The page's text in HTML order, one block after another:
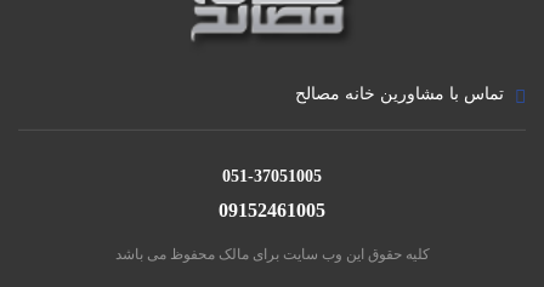
تماس با مشاورین خانه مصالح
051-37051005
09152461005
کلیه حقوق این وب سایت برای مالک محفوظ می باشد